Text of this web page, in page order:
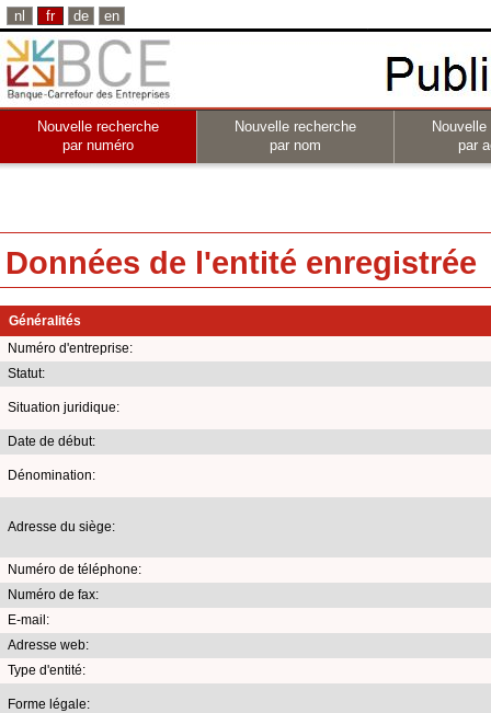
nl fr de en
Nouvelle recherche
par numéro
Nouvelle recherche
par nom
par
Données de l'entité enregistrée
Généralités
Numéro d'entreprise:
Statut:
Situation juridique:
Date de début:
Dénomination:
Adresse du siège:
Numéro de téléphone:
Numéro de fax:
E-mail:
Adresse web:
Type d'entité:
Forme légale: